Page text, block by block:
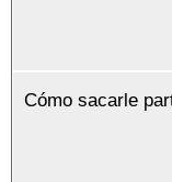
Cómo sacarle